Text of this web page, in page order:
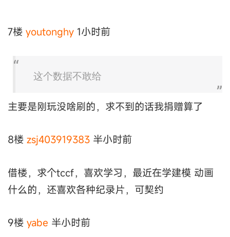
7楼 youtonghy 1小时前
这个数据不敢给
主要是刚玩没啥刷的，求不到的话我捐赠算了
8楼 zsj403919383 半小时前
借楼，求个tccf，喜欢学习，最近在学建模 动画
什么的，还喜欢各种纪录片，可契约
9楼 yabe 半小时前